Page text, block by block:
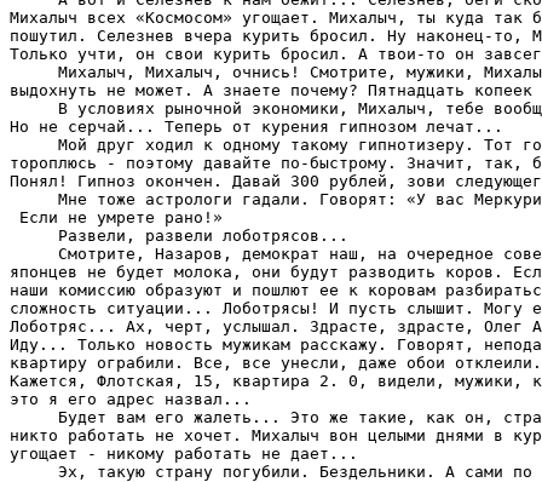
Михалыч всех «Космосом» угощает. Михалыч, ты куда так
пошутил. Селезнев вчера курить бросил. Ну наконец-то,
Только учти, он свои курить бросил. А твои-то он
Михалыч, Михалыч, очнись! Смотрите, мужики,
выдохнуть не может. А знаете почему? Пятнадцать
В условиях рыночной экономики, Михалыч, тебе
Но не серчай... Теперь от курения гипнозом лечат...
Мой друг ходил к одному такому гипнотизеру. Тот
тороплюсь - поэтому давайте по-быстрому. Значит, так,
Понял! Гипноз окончен. Давай 300 рублей, зови
Мне тоже астрологи гадали. Говорят: «У вас
Если не умрете рано!»
     Развели, развели лоботрясов...
Смотрите, Назаров, демократ наш, на очередное
японцев не будет молока, они будут разводить коров.
наши комиссию образуют и пошлют ее к коровам
сложность ситуации... Лоботрясы! И пусть слышит.
Лоботряс... Ах, черт, услышал. Здрасте, здрасте, Олег
Иду... Только новость мужикам расскажу. Говорят,
квартиру ограбили. Все, все унесли, даже обои
Кажется, Флотская, 15, квартира 2. 0, видели, мужики,
это я его адрес назвал...
Будет вам его жалеть... Это же такие, как он,
никто работать не хочет. Михалыч вон целыми днями в
угощает - никому работать не дает...
Эх, такую страну погубили. Бездельники. А сами